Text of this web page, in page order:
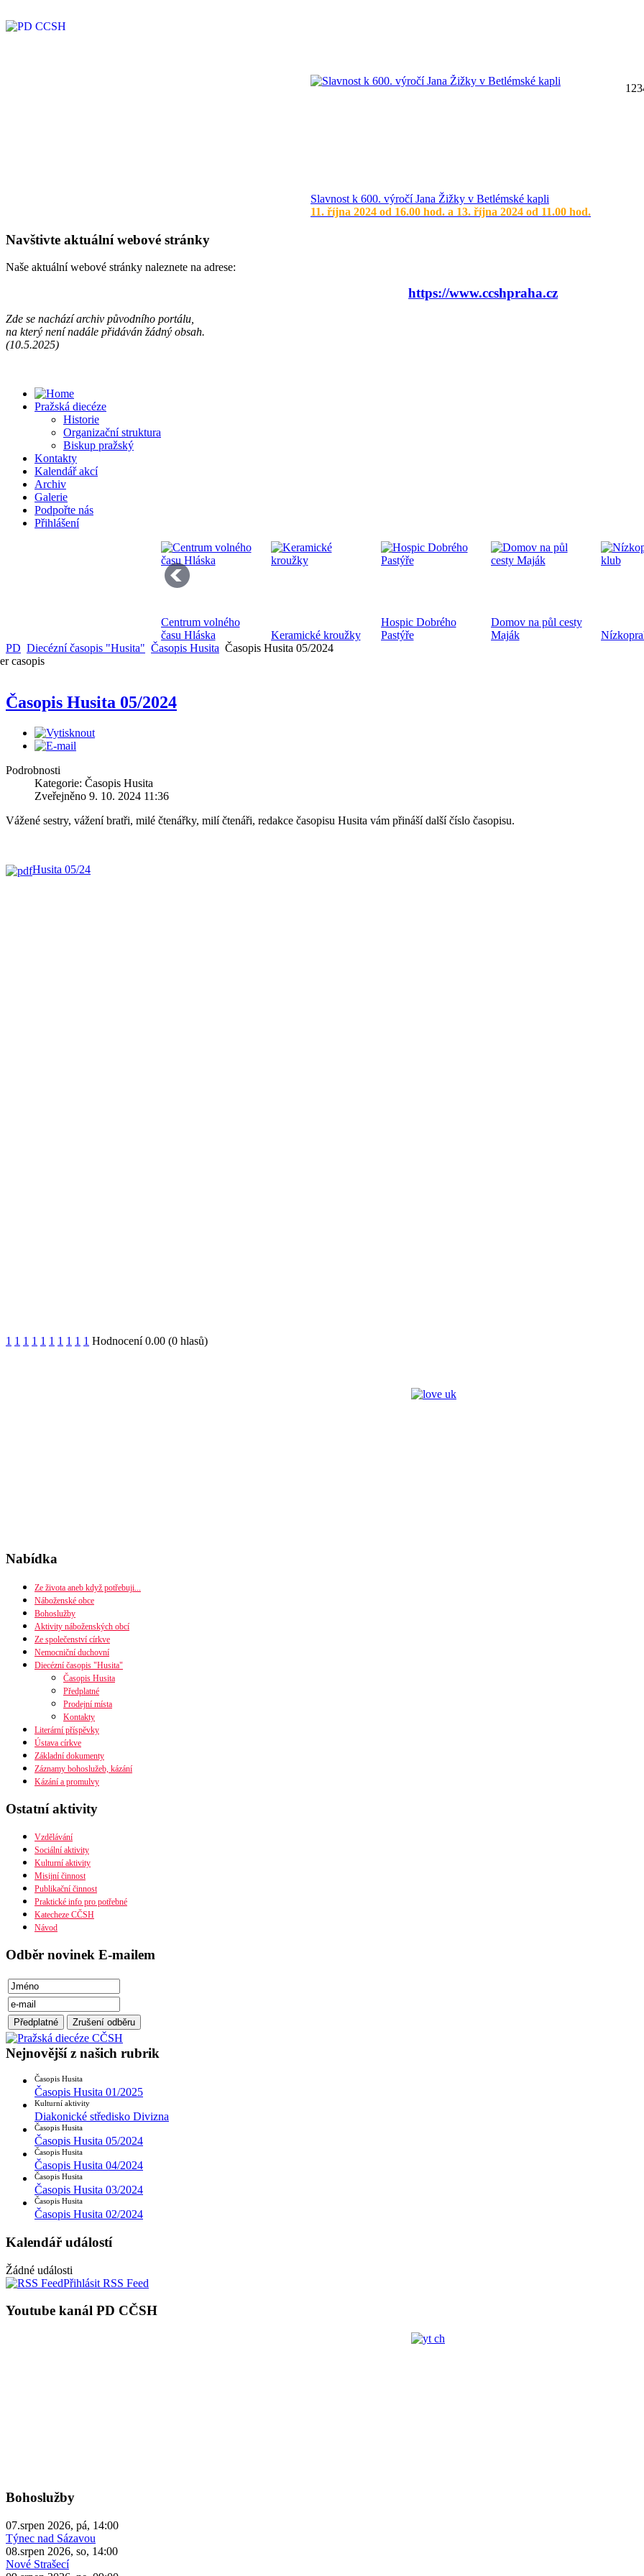
Slavnost k 600. výročí Jana Žižky v Betlémské kapli
11. října 2024 od 16.00 hod. a 13. října 2024 od 11.00 hod.
Bohoslužba ke dni válečných veteránů 10.11.2024
K ukončení 1. sv. války a k 83. výročí úmrtí bratra Jana Opletala
1 23
Navštivte aktuální webové stránky
Naše aktuální webové stránky naleznete na adrese:
https://www.ccshpraha.cz
Zde se nachází archiv původního portálu,
na který není nadále přidáván žádný obsah.
(10.5.2025)
Pražská diecéze
Historie
Organizační struktura
Biskup pražský
Kontakty
Kalendář akcí
Archiv
Galerie
Podpořte nás
Přihlášení
Centrum volného
času Hláska
Keramické kroužky
Hospic Dobrého
Pastýře
Domov na půl cesty
Maják
Husův institut
Diakonické
Církevní ZUŠ
Archa ZŠ a MŠ při
PD Diecézní časopis "Husita" Časopis Husita Časopis Husita 05/2024
Časopis Husita 05/2024
Podrobnosti
Kategorie: Časopis Husita
Zveřejněno 9. 10. 2024 11:36
Vážené sestry, vážení bratři, milé čtenářky, milí čtenáři, redakce časopisu Husita vám přináší další číslo časopisu.
Husita 05/24
1 1 1 1 1 1 1 1 1 1 Hodnocení 0.00 (0 hlasů)
Nabídka
Ze života aneb když potřebuji...
Náboženské obce
Seznam náboženských obcí
Mapa diecéze
Bohoslužby
Aktivity náboženských obcí
Ze společenství církve
Nemocniční duchovní
Diecézní časopis "Husita"
Časopis Husita
Předplatné
Prodejní místa
Kontakty
Literární příspěvky
Ústava církve
PDF verze ke stažení
Preambule
Ustanovení všobecná
Organizační uspořádání
Diecéze
Ústřední rada
Husitská fakulta
Základní dokumenty
Záznamy bohoslužeb, kázání
Kázání a promulvy
Ostatní aktivity
Vzdělávání
Sociální aktivity
Kulturní aktivity
Misijní činnost
Publikační činnost
Praktické info pro potřebné
Katecheze CČSH
Návod
Odběr novinek E-mailem
Nejnovější z našich rubrik
Časopis Husita
Časopis Husita 01/2025
Kulturní aktivity
Diakonické středisko Divizna
Časopis Husita
Časopis Husita 05/2024
Časopis Husita
Časopis Husita 04/2024
Časopis Husita
Časopis Husita 03/2024
Časopis Husita
Časopis Husita 02/2024
Kalendář událostí
Žádné události
Přihlásit RSS Feed
Youtube kanál PD CČSH
Bohoslužby
07.srpen 2026, pá, 14:00
Týnec nad Sázavou
08.srpen 2026, so, 14:00
Nové Strašecí